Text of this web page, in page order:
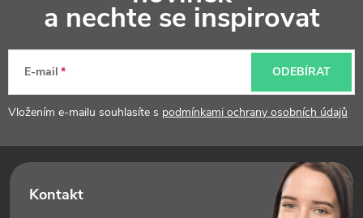
a
a nechte se inspirovat
E-mail
Vložením e-mailu souhlasíte s podmínkami ochrany osobních údajů
ODEBÍRAT